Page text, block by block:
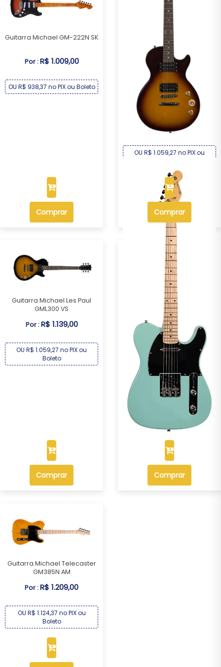
Guitarra Michael GM-222N SK
Por :R$ 1.009,00
OU R$ 938,37 no PIX ou Boleto
Comprar
Guitarra Michael Les Paul
Por :R$ 1.139,00
OU R$ 1.059,27 no PIX ou
Comprar
Guitarra Michael Les Paul
GML300 VS
Por :R$ 1.139,00
OU R$ 1.059,27 no PIX ou
Boleto
Comprar
Guitarra Michael Telecaster
GM385N AB
R$ 1.209,00
OU R$ 1.124,37 no PIX ou
Comprar
Guitarra Michael Telecaster
GM385N AM
Por :R$ 1.209,00
OU R$ 1.124,37 no PIX ou
Boleto